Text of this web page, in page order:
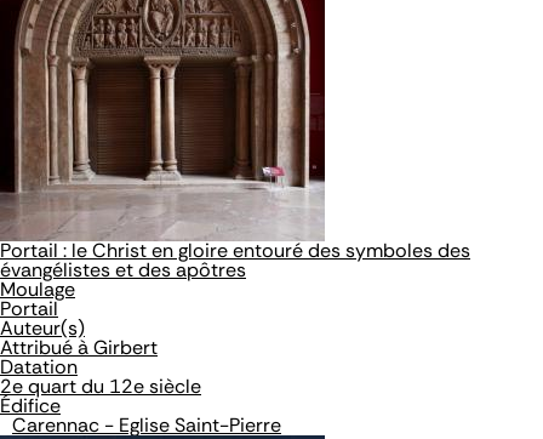
Portail : le Christ en gloire entouré des symboles des
évangélistes et des apôtres
Moulage
Portail
Auteur(s)
Attribué à Girbert
Datation
2e quart du 12e siècle
Édifice
Carennac - Eglise Saint-Pierre